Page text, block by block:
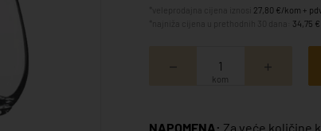
27,80 €/kom +
34,75 €
kom
NAPOMENA: Za veće količine